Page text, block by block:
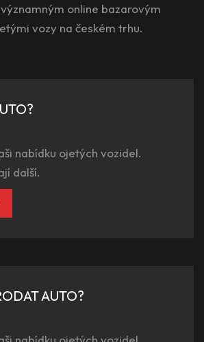
online bazarovým
vozy na českém trhu.
nabídku ojetých vozidel.
další.
AUTO?